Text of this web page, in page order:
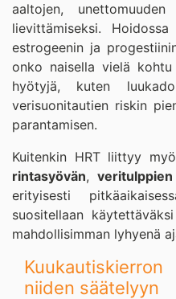
aaltojen,
lievittämiseksi.
estrogeenin ja
onko naisella vielä
hyötyjä, kuten
verisuonitautien riskin
parantamisen.
Kuitenkin HRT liittyy
rintasyövän,veritulppien
erityisesti
suositellaan
mahdollisimman lyhyenä
niiden säätelyyn